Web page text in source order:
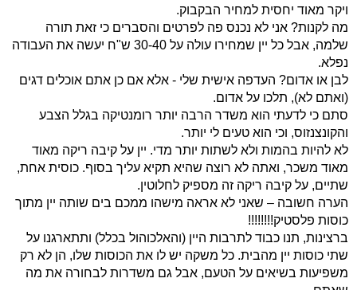
ויקר מאוד יחסית למחיר הבקבוק.
מה לקנות? אני לא נכנס פה לפרטים והסברים כי זאת תורה
שלמה, אבל כל יין שמחירו עולה על 30-40 ש"ח יעשה את העבודה
נפלא.
לבן או אדום? העדפה אישית שלי - אלא אם כן אתם אוכלים דגים
(ואתם לא), תלכו על אדום.
סתם כי לדעתי הוא משדר הרבה יותר רומנטיקה בגלל הצבע
והקונצנזוס, וכי הוא טעים לי יותר.
לא להיות בהמות ולא לשתות יותר מדי. יין על קיבה ריקה מאוד
מאוד משכר, ואתה לא רוצה שהיא תקיא עליך בסוף. כוסית אחת,
שתיים, על קיבה ריקה זה מספיק לחלוטין.
הערה חשובה – שאני לא אראה מישהו ממכם בים שותה יין מתוך
כוסות פלסטיק!!!!!!!!
ברצינות, תנו כבוד לתרבות היין (והאלכוהול בכלל) ותתארגנו על
שתי כוסות יין מהבית. כל משקה יש לו את הכוסות שלו, הן לא רק
משפיעות בשיאים על הטעם, אבל גם משדרות לבחורה את מה